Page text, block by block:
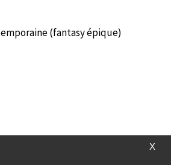
(fantasy épique)
X